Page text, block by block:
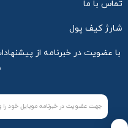
پوست است، مصون نگه
قیمت محصولات
برند رویوال یکی از
تولید محصولات
تکیه بر فناوری ها و
مواد اولیه مرغوب و
است. بطوریکه با هر
در دسترس است. پس
تماس با ما
شارژ کیف پول
با عضویت در خبرنامه از